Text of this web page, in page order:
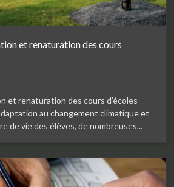
et renaturation des cours
et renaturation des cours d’écoles
au changement climatique et
de vie des élèves, de nombreuses...